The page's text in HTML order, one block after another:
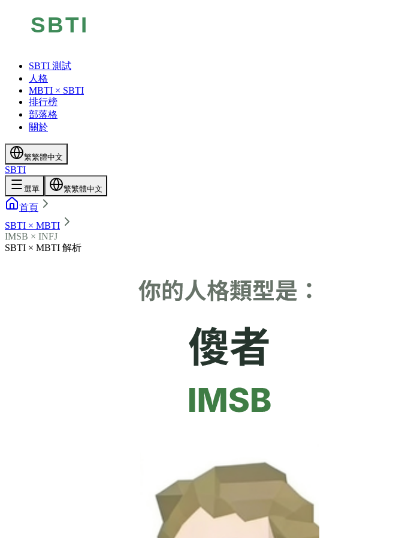
SBTI 測試
人格
MBTI × SBTI
排行榜
部落格
關於
繁繁體中文
SBTI
選單 繁繁體中文
首頁
SBTI × MBTI
IMSB × INFJ
SBTI × MBTI 解析